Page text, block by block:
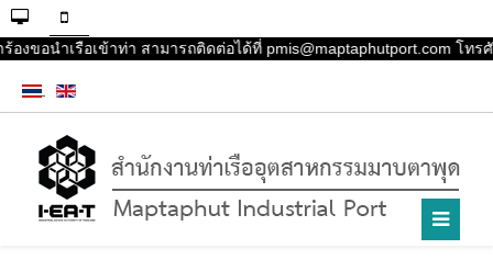
อนำเรือเข้าท่า สามารถติดต่อได้ที่ pmis@maptaphutport.com โทรศั